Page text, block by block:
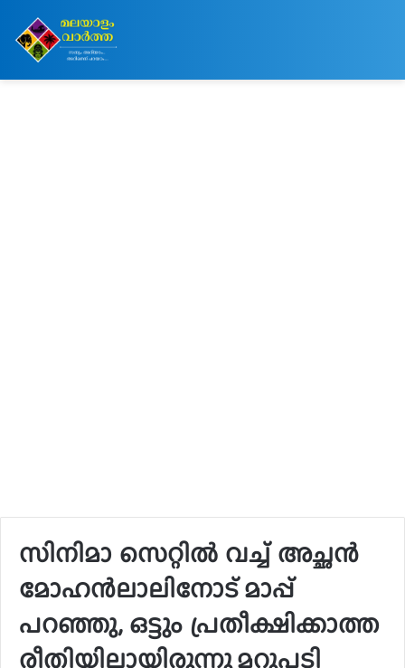
സിനിമാ സെറ്റിൽ വച്ച് അച്ഛൻ
മോഹൻലാലിനോട് മാപ്പ്
പറഞ്ഞു, ഒട്ടും പ്രതീക്ഷിക്കാത്ത
രീതിയിലായിരുന്നു മറുപടി